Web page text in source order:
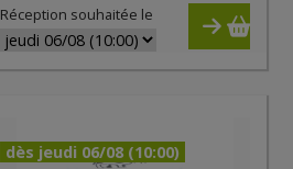
Réception souhaitée le
dès jeudi 06/08 (10:00)